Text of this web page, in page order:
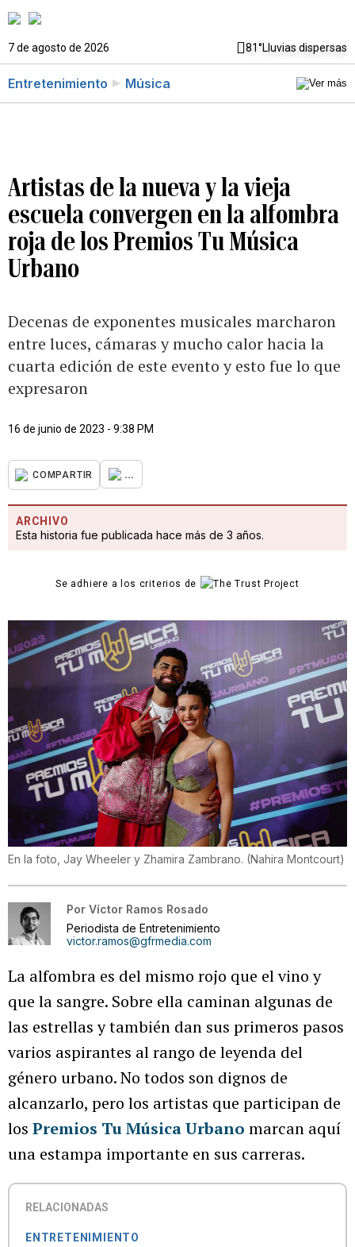
7 de agosto de 2026 81°Lluvias dispersas
Entretenimiento Música
Artistas de la nueva y la vieja
escuela convergen en la alfombra
roja de los Premios Tu Música
Urbano
Decenas de exponentes musicales marcharon
entre luces, cámaras y mucho calor hacia la
cuarta edición de este evento y esto fue lo que
expresaron
16 de junio de 2023 - 9:38 PM
COMPARTIR ...
ARCHIVO
Esta historia fue publicada hace más de 3 años.
Se adhiere a los criterios de
En la foto, Jay Wheeler y Zhamira Zambrano. (Nahira Montcourt)
Por Víctor Ramos Rosado
Periodista de Entretenimiento
victor.ramos@gfrmedia.com
La alfombra es del mismo rojo que el vino y
que la sangre. Sobre ella caminan algunas de
las estrellas y también dan sus primeros pasos
varios aspirantes al rango de leyenda del
género urbano. No todos son dignos de
alcanzarlo, pero los artistas que participan de
los Premios Tu Música Urbano marcan aquí
una estampa importante en sus carreras.
RELACIONADAS
ENTRETENIMIENTO